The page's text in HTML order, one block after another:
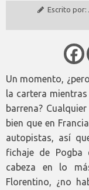
Escrito por:
Un momento,
la cartera
barrena?
bien que en
autopistas, así
fichaje de
cabeza en lo
Florentino, ¿no